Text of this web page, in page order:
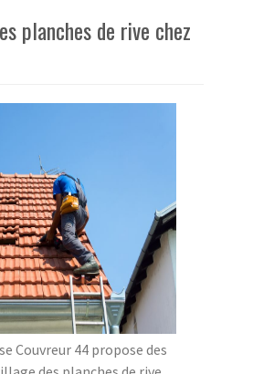
planches de rive chez
Couvreur 44 propose des